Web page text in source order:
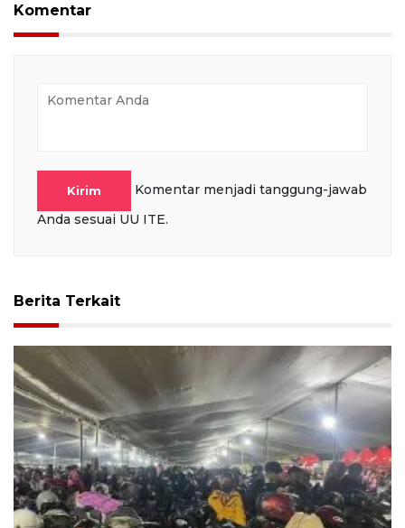
Komentar
Kirim
Komentar menjadi tanggung-jawab
Anda sesuai UU ITE.
Berita Terkait